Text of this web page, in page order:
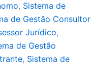
, Sistema de
de Gestão Consultor
Jurídico,
de Gestão
, Sistema de